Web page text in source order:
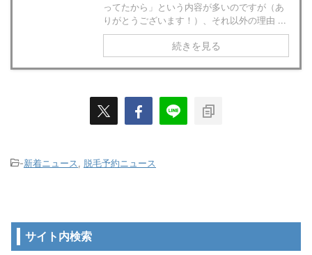
ってたから」という内容が多いのですが（あ
りがとうございます！）、それ以外の理由 ...
続きを見る
-新着ニュース 脱毛予約ニュース
サイト内検索